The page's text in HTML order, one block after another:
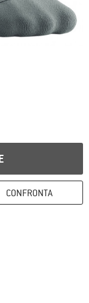
CONFRONTA
di recesso qui